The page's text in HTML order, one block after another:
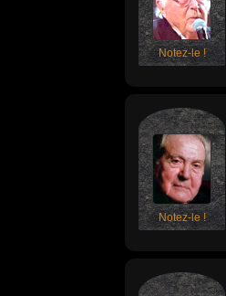
Notez-le !
Notez-le !